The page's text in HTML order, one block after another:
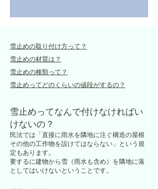
雪止めの取り付け方って？
雪止めの材質は？
雪止めの種類って？
雪止めってどのくらいの値段がするの？
雪止めってなんで付けなければい
けないの？
民法では「直接に雨水を隣地に注ぐ構造の屋根
その他の工作物を設けてはならない」という規
定もあります。
要するに建物から雪（雨水も含め）を隣地に落
としてはいけないということです。